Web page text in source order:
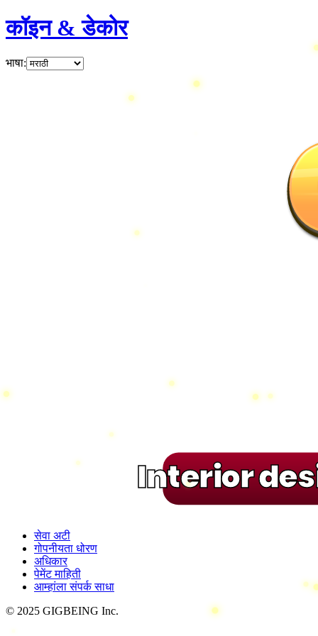
कॉइन & डेकोर
भाषा:
Interior
सेवा अटी
गोपनीयता धोरण
अधिकार
पेमेंट माहिती
आम्हांला संपर्क साधा
© 2025 GIGBEING Inc.